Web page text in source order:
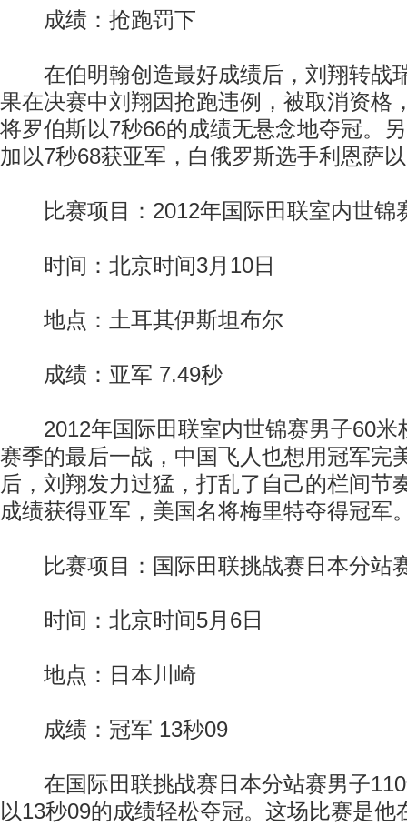
成绩：抢跑罚下
在伯明翰创造最好成绩后，刘翔转战
果在决赛中刘翔因抢跑违例，被取消资格
将罗伯斯以7秒66的成绩无悬念地夺冠。
加以7秒68获亚军，白俄罗斯选手利恩萨
比赛项目：2012年国际田联室内世锦
时间：北京时间3月10日
地点：土耳其伊斯坦布尔
成绩：亚军 7.49秒
2012年国际田联室内世锦赛男子60米
赛季的最后一战，中国飞人也想用冠军完
后，刘翔发力过猛，打乱了自己的栏间节
成绩获得亚军，美国名将梅里特夺得冠军
比赛项目：国际田联挑战赛日本分站
时间：北京时间5月6日
地点：日本川崎
成绩：冠军 13秒09
在国际田联挑战赛日本分站赛男子110
以13秒09的成绩轻松夺冠。这场比赛是他